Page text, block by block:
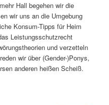
Hall begehen wir die
wir uns an die Umgebung
Konsum-Tipps für Heim
Leistungsschutzrecht
und verzetteln
wir über (Gender-)Ponys,
anderen heißen Scheiß.